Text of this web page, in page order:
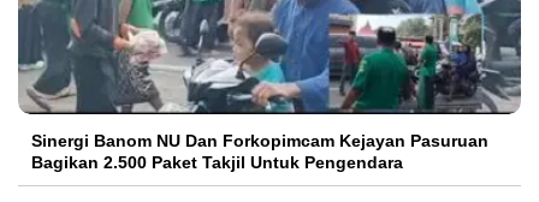
Sinergi Banom NU Dan Forkopimcam Kejayan Pasuruan
Bagikan 2.500 Paket Takjil Untuk Pengendara